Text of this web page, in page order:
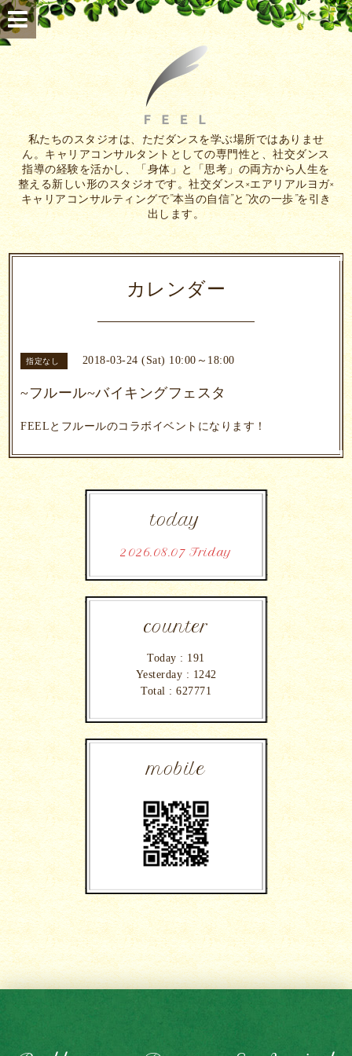
私たちのスタジオは、ただダンスを学ぶ場所ではありませ
ん。キャリアコンサルタントとしての専門性と、社交ダンス
指導の経験を活かし、「身体」と「思考」の両方から人生を
整える新しい形のスタジオです。社交ダンス×エアリアルヨガ×
キャリアコンサルティングで”本当の自信”と”次の一歩”を引き
出します。
カレンダー
指定なし 2018-03-24 (Sat) 10:00～18:00
~フルール~バイキングフェスタ
FEELとフルールのコラボイベントになります！
today
2026.08.07 Friday
counter
Today : 191
Yesterday : 1242
Total : 627771
mobile